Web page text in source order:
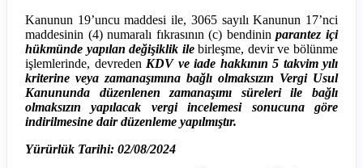
Kanunun 19’uncu maddesi ile, 3065 sayılı Kanunun 17’nci
maddesinin (4) numaralı fıkrasının (c) bendininparantez içi
hükmünde yapılan değişiklik ilebirleşme, devir ve bölünme
işlemlerinde, devreden KDV ve iade hakkının 5 takvim yılı
kriterine veya zamanaşımına bağlı olmaksızın Vergi Usul
Kanununda düzenlenen zamanaşımı süreleri ile bağlı
olmaksızın yapılacak vergi incelemesi sonucuna göre
indirilmesine dair düzenleme yapılmıştır.
Yürürlük Tarihi: 02/08/2024